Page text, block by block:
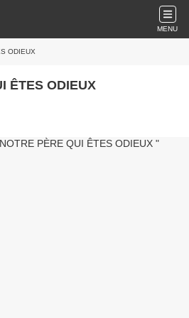
MENU
ODIEUX
ÊTES ODIEUX